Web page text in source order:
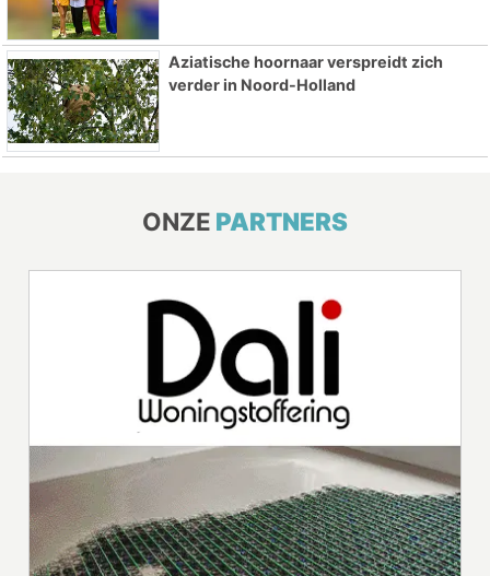
Aziatische hoornaar verspreidt zich
verder in Noord-Holland
ONZE PARTNERS